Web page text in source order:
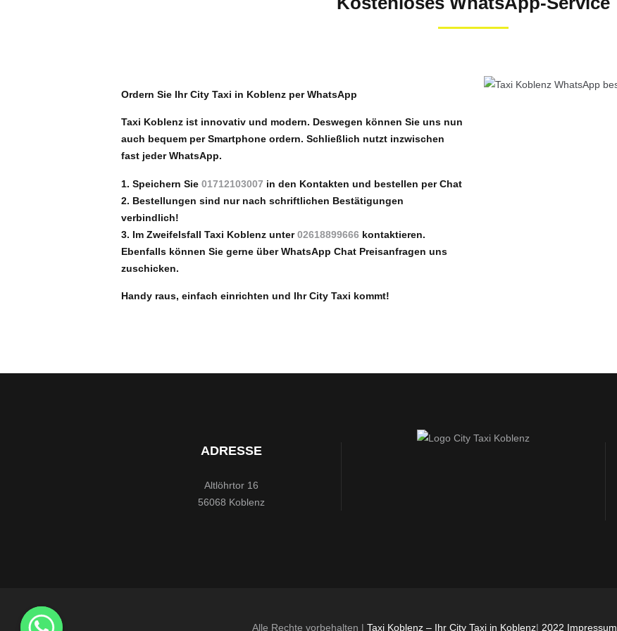
Ordern Sie Ihr City Taxi in Koblenz per WhatsApp
Taxi Koblenz ist innovativ und modern. Deswegen können Sie uns nun
auch bequem per Smartphone ordern. Schließlich nutzt inzwischen
fast jederWhatsApp.
1. Speichern Sie 01712103007 in den Kontakten und bestellen perChat
2. Bestellungen sind nur nach schriftlichen Bestätigungen
verbindlich!
3. Im Zweifelsfall Taxi Koblenz unter02618899666 kontaktieren.
Ebenfalls können Sie gerne über WhatsApp Chat Preisanfragen uns
zuschicken.
Handy raus, einfach einrichten und Ihr City Taxi kommt!
ADRESSE
Altlöhrtor 16
56068 Koblenz
Alle Rechte vorbehalten | Taxi Koblenz – Ihr City Taxi in Koblenz| 2022 Impressum